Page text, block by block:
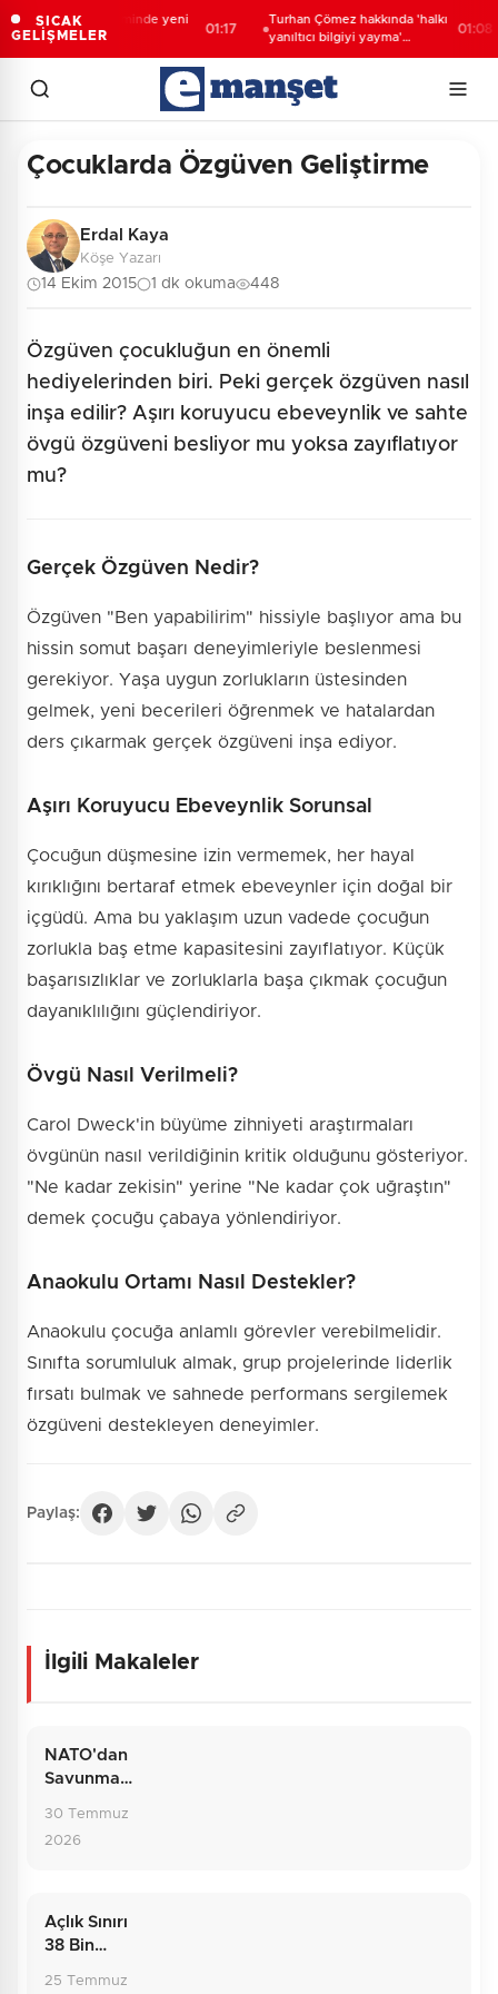
SICAK
GELİŞMELER
Çocuk adalet sisteminde yeni
dönem
01:17
Turhan Çömez hakkında 'halkı
yanıltıcı bilgiyi yayma'
01:08
Çocuklarda Özgüven Geliştirme
Erdal Kaya
Köşe Yazarı
14 Ekim 2015 1 dk okuma 448
Özgüven çocukluğun en önemli
hediyelerinden biri. Peki gerçek özgüven nasıl
inşa edilir? Aşırı koruyucu ebeveynlik ve sahte
övgü özgüveni besliyor mu yoksa zayıflatıyor
mu?
Gerçek Özgüven Nedir?
Özgüven "Ben yapabilirim" hissiyle başlıyor ama bu
hissin somut başarı deneyimleriyle beslenmesi
gerekiyor. Yaşa uygun zorlukların üstesinden
gelmek, yeni becerileri öğrenmek ve hatalardan
ders çıkarmak gerçek özgüveni inşa ediyor.
Aşırı Koruyucu Ebeveynlik Sorunsal
Çocuğun düşmesine izin vermemek, her hayal
kırıklığını bertaraf etmek ebeveynler için doğal bir
içgüdü. Ama bu yaklaşım uzun vadede çocuğun
zorlukla baş etme kapasitesini zayıflatıyor. Küçük
başarısızlıklar ve zorluklarla başa çıkmak çocuğun
dayanıklılığını güçlendiriyor.
Övgü Nasıl Verilmeli?
Carol Dweck'in büyüme zihniyeti araştırmaları
övgünün nasıl verildiğinin kritik olduğunu gösteriyor.
"Ne kadar zekisin" yerine "Ne kadar çok uğraştın"
demek çocuğu çabaya yönlendiriyor.
Anaokulu Ortamı Nasıl Destekler?
Anaokulu çocuğa anlamlı görevler verebilmelidir.
Sınıfta sorumluluk almak, grup projelerinde liderlik
fırsatı bulmak ve sahnede performans sergilemek
özgüveni destekleyen deneyimler.
Paylaş:
İlgili Makaleler
NATO'dan
Savunma
Dış Politika
30 Temmuz
2026
Açlık Sınırı
38 Bin
25 Temmuz